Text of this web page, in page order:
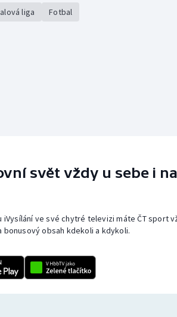
liga Fotbal
svět vždy u sebe i
iVysílání ve své chytré televizi máte ČT sport
obsah kdekoli a kdykoli.